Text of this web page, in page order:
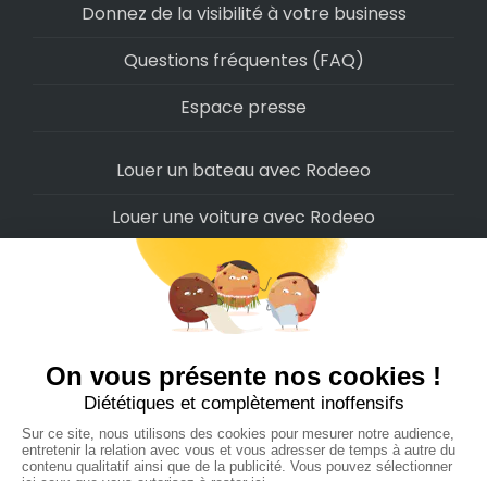
Donnez de la visibilité à votre business
Questions fréquentes (FAQ)
Espace presse
Louer un bateau avec Rodeeo
Louer une voiture avec Rodeeo
Louer une moto avec Rodeeo
Louer un scooter avec Rodeeo
Louer un Camping-Car avec Rodeeo